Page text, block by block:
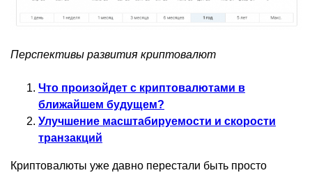
Перспективы развития криптовалют
Что произойдет с криптовалютами в
ближайшем будущем?
Улучшение масштабируемости и скорости
транзакций
Криптовалюты уже давно перестали быть просто